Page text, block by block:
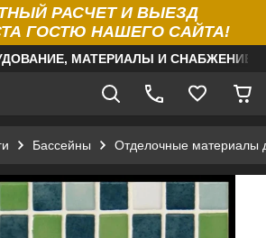
РАСЧЕТ И ВЫЕЗД
ГОСТЮ НАШЕГО САЙТА!
МАТЕРИАЛЫ И
Бассейны Отделочные материалы